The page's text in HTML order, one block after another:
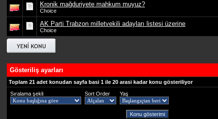
Kronik mağduriyete mahkum muyuz?
Choice
AK Parti Trabzon milletvekili adayları listesi üzerine
Choice
Gösteriliş ayarları
Toplam 21 adet konudan sayfa basi 1 ile 20 arasi kadar konu gösteriliyor
Sıralama şekli
Sort Order Yaş